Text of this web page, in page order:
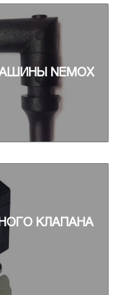
NEMOX
КЛАПАНА